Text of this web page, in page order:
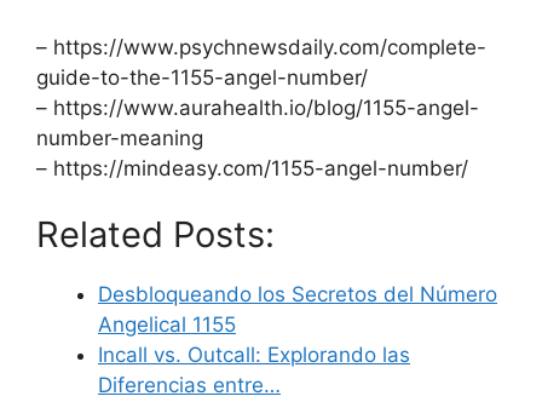
– https://www.psychnewsdaily.com/complete-
guide-to-the-1155-angel-number/
– https://www.aurahealth.io/blog/1155-angel-
number-meaning
– https://mindeasy.com/1155-angel-number/
Related Posts:
Desbloqueando los Secretos del Número
Angelical 1155
Incall vs. Outcall: Explorando las
Diferencias entre…